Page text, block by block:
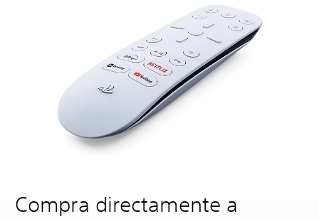
Compra directamente a